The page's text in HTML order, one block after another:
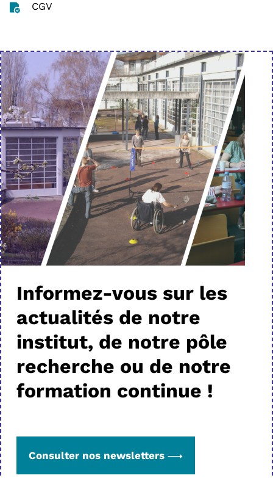
CGV
Informez-vous sur les
actualités de notre
institut, de notre pôle
recherche ou de notre
formation continue !
Consulter nos newsletters